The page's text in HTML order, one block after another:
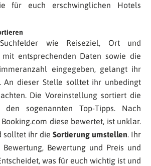
für euch erschwinglichen Hotels
wie Reiseziel, Ort und
entsprechenden Daten sowie die
eingegeben, gelangt ihr
An dieser Stelle solltet ihr unbedingt
Die Voreinstellung sortiert die
den sogenannten Top-Tipps. Nach
diese bewertet, ist unklar.
solltet ihr die Sortierung umstellen. Ihr
Bewertung, Bewertung und Preis und
was für euch wichtig ist und